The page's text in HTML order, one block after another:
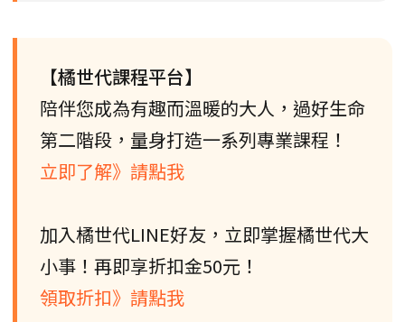
【橘世代課程平台】
陪伴您成為有趣而溫暖的大人，過好生命
第二階段，量身打造一系列專業課程！
立即了解》請點我
加入橘世代LINE好友，立即掌握橘世代大
小事！再即享折扣金50元！
領取折扣》請點我